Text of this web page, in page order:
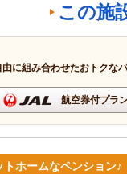
この施
に組み合わせたおトクな
航空券付プラ
ホームなペンション♪